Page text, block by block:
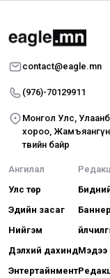
contact@eagle.mn
(976)-70129911
Монгол Улс,
хороо,
төвийн байр
Ангилал
Улс төр
Эдийн засаг
Нийгэм
Дэлхий дахинд
Энтертайнмент
Мэдээ